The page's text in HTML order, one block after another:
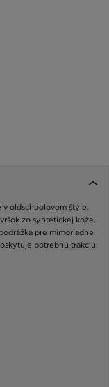
oldschoolovom štýle.
zo syntetickej kože.
pre mimoriadne
potrebnú trakciu.